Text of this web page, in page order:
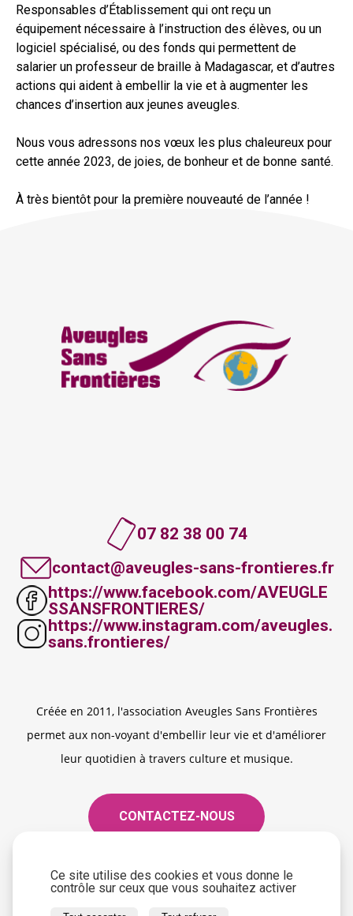
Responsables d’Établissement qui ont reçu un
équipement nécessaire à l’instruction des élèves, ou un
logiciel spécialisé, ou des fonds qui permettent de
salarier un professeur de braille à Madagascar, et d’autres
actions qui aident à embellir la vie et à augmenter les
chances d’insertion aux jeunes aveugles.
Nous vous adressons nos vœux les plus chaleureux pour
cette année 2023, de joies, de bonheur et de bonne santé.
À très bientôt pour la première nouveauté de l’année !
07 82 38 00 74
contact@aveugles-sans-frontieres.fr
https://www.facebook.com/AVEUGLE
SSANSFRONTIERES/
https://www.instagram.com/aveugles.
sans.frontieres/
Créée en 2011, l'association Aveugles Sans Frontières
permet aux non-voyant d'embellir leur vie et d'améliorer
leur quotidien à travers culture et musique.
CONTACTEZ-NOUS
Copyright © 2025 Aveugles Sans Frontières - Tous droits
Ce site utilise des cookies et vous donne le
contrôle sur ceux que vous souhaitez activer